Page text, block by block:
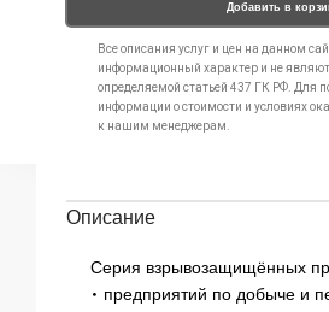
Добавить в
Все описания услуг и цен на данном
информационный характер и не
определяемой статьей 437 ГК РФ. Для
информации о стоимости и условиях
к нашим менеджерам.
Описание
Серия взрывозащищённых
• предприятий по добыче и